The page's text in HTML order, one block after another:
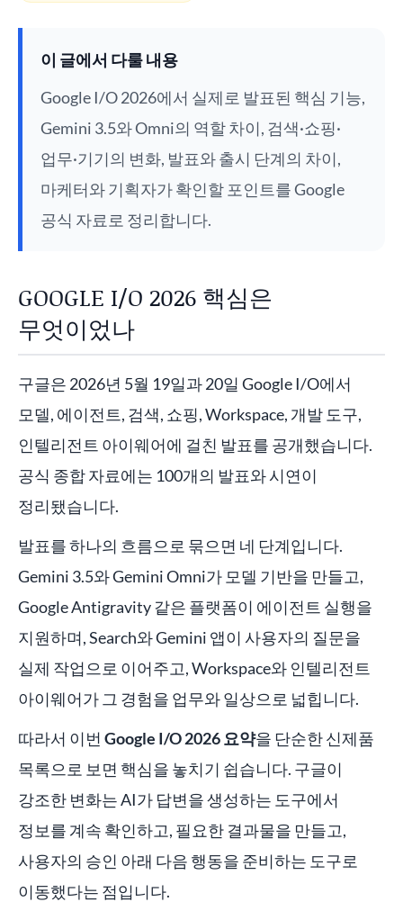
이 글에서 다룰 내용
Google I/O 2026에서 실제로 발표된 핵심 기능,
Gemini 3.5와 Omni의 역할 차이, 검색·쇼핑·
업무·기기의 변화, 발표와 출시 단계의 차이,
마케터와 기획자가 확인할 포인트를 Google
공식 자료로 정리합니다.
GOOGLE I/O 2026 핵심은
무엇이었나
구글은 2026년 5월 19일과 20일 Google I/O에서
모델, 에이전트, 검색, 쇼핑, Workspace, 개발 도구,
인텔리전트 아이웨어에 걸친 발표를 공개했습니다.
공식 종합 자료에는 100개의 발표와 시연이
정리됐습니다.
발표를 하나의 흐름으로 묶으면 네 단계입니다.
Gemini 3.5와 Gemini Omni가 모델 기반을 만들고,
Google Antigravity 같은 플랫폼이 에이전트 실행을
지원하며, Search와 Gemini 앱이 사용자의 질문을
실제 작업으로 이어주고, Workspace와 인텔리전트
아이웨어가 그 경험을 업무와 일상으로 넓힙니다.
따라서 이번 Google I/O 2026 요약을 단순한 신제품
목록으로 보면 핵심을 놓치기 쉽습니다. 구글이
강조한 변화는 AI가 답변을 생성하는 도구에서
정보를 계속 확인하고, 필요한 결과물을 만들고,
사용자의 승인 아래 다음 행동을 준비하는 도구로
이동했다는 점입니다.